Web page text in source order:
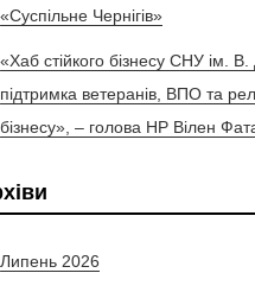
«Суспільне Чернігів»
«Хаб стійкого бізнесу СНУ ім.
підтримка ветеранів, ВПО та
бізнесу», – голова НР Вілен
Липень 2026